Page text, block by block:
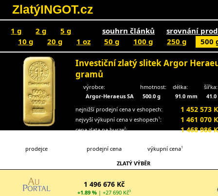
ZlatýINGOT.cz
souhrn článků srovnání
1 g 2 g
5 g
10 g
20 g 1 oz 50 g 100 g 250 g 500
Investiční zlatý slitek Argor
gramů
výrobce: hmotnost: délka:
šířka:
Argor-Heraeus SA
500.0 g 91.0 mm
nejnižší prodejní cena v eshopech:
1 452 573
nejvyší výkupní cena v eshopech1: 1 461 070
cena zlata na burze2: 1 468 986
prodejce prodejní cena výkupní cena1
ZLATÝ VÝBĚR
1 496 676 Kč
+1.89 % | +27 690 Kč3